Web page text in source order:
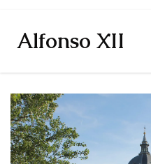
Alfonso XII